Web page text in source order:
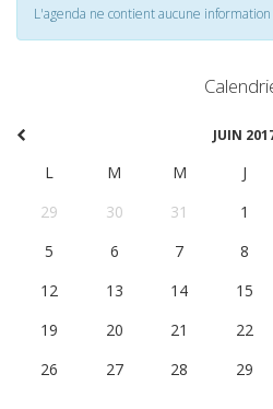
L'agenda ne contient aucune
JUIN
L M M J
29
30 31 1
5
6 7 8
12
13 14 15
19
20 21 22
26
27 28 29